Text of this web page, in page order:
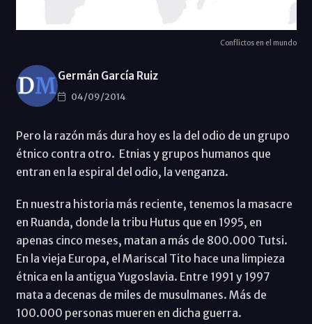
Conflictos en el mundo
Germán García Ruiz
04/09/2014
Pero la razón más dura hoy es la del odio de un grupo
étnico contra otro. Etnias y grupos humanos que
entran en la espiral del odio, la venganza.
En nuestra historia más reciente, tenemos la masacre
en Ruanda, donde la tribu Hutus que en 1995, en
apenas cinco meses, matan a más de 800.000 Tutsi.
En la vieja Europa, el Mariscal Tito hace una limpieza
étnica en la antigua Yugoslavia. Entre 1991 y 1997
mata a decenas de miles de musulmanes. Más de
100.000 personas mueren en dicha guerra.